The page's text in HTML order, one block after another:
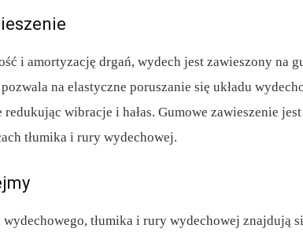
i amortyzację drgań, wydech jest zawieszony na
na elastyczne poruszanie się układu
wibracje i hałas. Gumowe zawieszenie
tłumika i rury wydechowej.
tłumika i rury wydechowej znajdują